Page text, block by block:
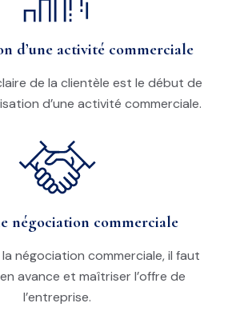
d’une activité commerciale
de la clientèle est le début de
d’une activité commerciale.
négociation commerciale
négociation commerciale, il faut
avance et maîtriser l’offre de
l’entreprise.